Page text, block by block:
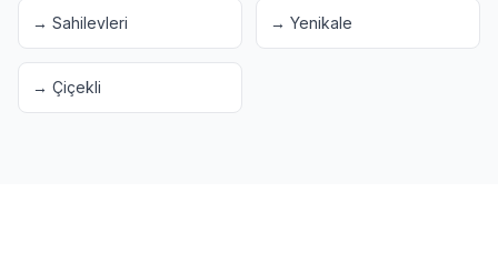
→ Sahilevleri → Yenikale
→ Çiçekli